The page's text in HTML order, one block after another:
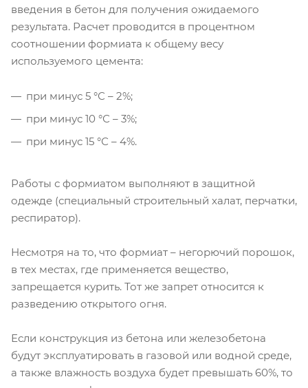
введения в бетон для получения ожидаемого
результата. Расчет проводится в процентном
соотношении формиата к общему весу
используемого цемента:
при минус 5 °С – 2%;
при минус 10 °С – 3%;
при минус 15 °С – 4%.
Работы с формиатом выполняют в защитной
одежде (специальный строительный халат, перчатки,
респиратор).
Несмотря на то, что формиат – негорючий порошок,
в тех местах, где применяется вещество,
запрещается курить. Тот же запрет относится к
разведению открытого огня.
Если конструкция из бетона или железобетона
будут эксплуатировать в газовой или водной среде,
а также влажность воздуха будет превышать 60%, то